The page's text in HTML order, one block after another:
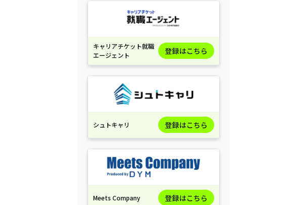
キャリアチケット就職
エージェント
登録はこちら
シュトキャリ 登録はこちら
Meets Company 登録はこちら